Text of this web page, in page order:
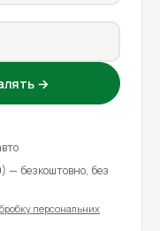
→
— безкоштовно, без
персональних